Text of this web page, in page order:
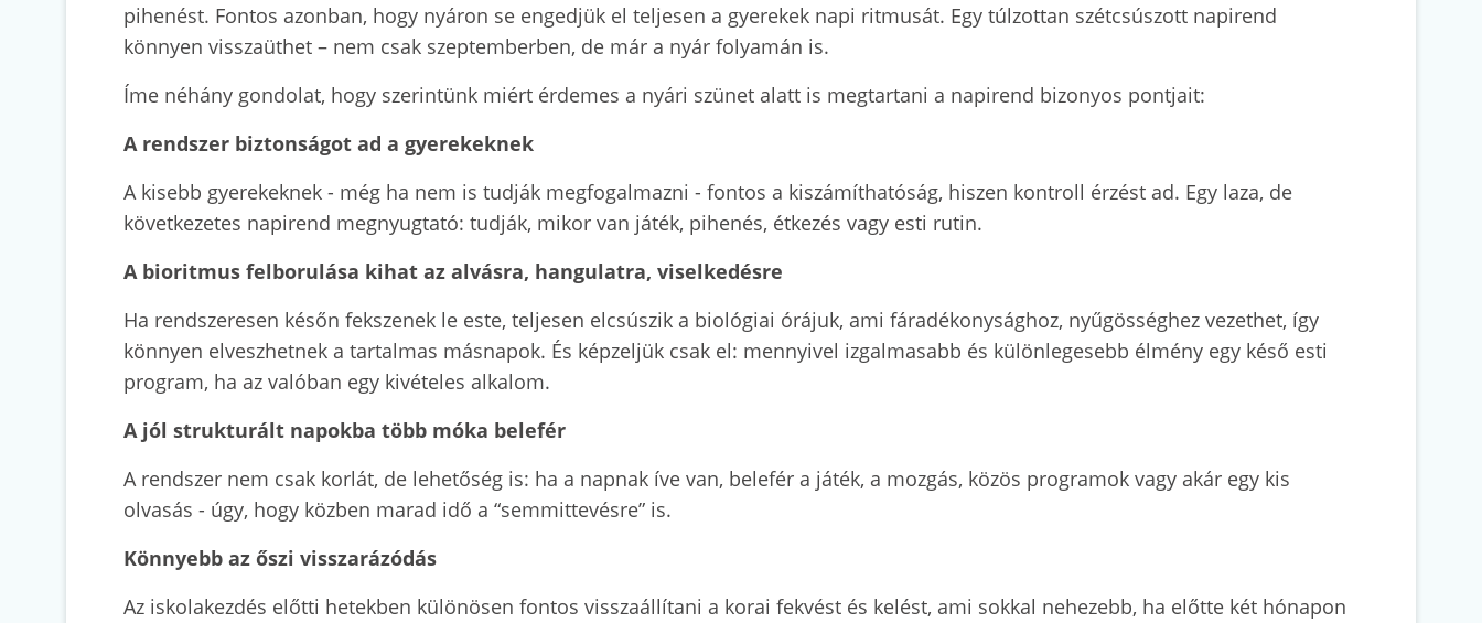
pihenést. Fontos azonban, hogy nyáron se engedjük el teljesen a gyerekek napi ritmusát. Egy túlzottan szétcsúszott napirend
könnyen visszaüthet – nem csak szeptemberben, de már a nyár folyamán is.
Íme néhány gondolat, hogy szerintünk miért érdemes a nyári szünet alatt is megtartani a napirend bizonyos pontjait:
A rendszer biztonságot ad a gyerekeknek
A kisebb gyerekeknek - még ha nem is tudják megfogalmazni - fontos a kiszámíthatóság, hiszen kontroll érzést ad. Egy laza, de
következetes napirend megnyugtató: tudják, mikor van játék, pihenés, étkezés vagy esti rutin.
A bioritmus felborulása kihat az alvásra, hangulatra, viselkedésre
Ha rendszeresen későn fekszenek le este, teljesen elcsúszik a biológiai órájuk, ami fáradékonysághoz, nyűgösséghez vezethet, így
könnyen elveszhetnek a tartalmas másnapok. És képzeljük csak el: mennyivel izgalmasabb és különlegesebb élmény egy késő esti
program, ha az valóban egy kivételes alkalom.
A jól strukturált napokba több móka belefér
A rendszer nem csak korlát, de lehetőség is: ha a napnak íve van, belefér a játék, a mozgás, közös programok vagy akár egy kis
olvasás - úgy, hogy közben marad idő a “semmittevésre” is.
Könnyebb az őszi visszarázódás
Az iskolakezdés előtti hetekben különösen fontos visszaállítani a korai fekvést és kelést, ami sokkal nehezebb, ha előtte két hónapon